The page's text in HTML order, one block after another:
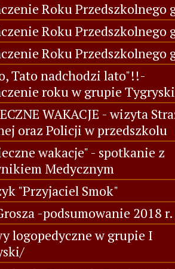
Roku Przedszkolnego
Roku Przedszkolnego
Roku Przedszkolnego
Tato nadchodzi lato"!!-
roku w grupie Tygryski
WAKACJE - wizyta
oraz Policji w przedszkolu
wakacje" - spotkanie z
Medycznym
"Przyjaciel Smok"
-podsumowanie 2018 r.
logopedyczne w grupie I